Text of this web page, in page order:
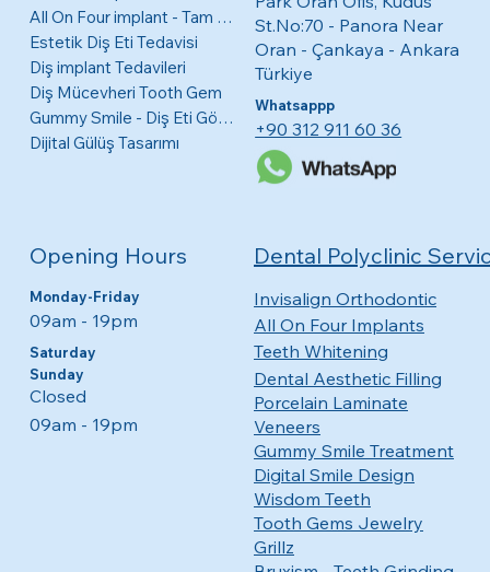
All On Four implant - Tam Ağız
Estetik Diş Eti Tedavisi
Diş implant Tedavileri
Diş Mücevheri Tooth Gem
Gummy Smile - Diş Eti Görünme Tedavisi
Dijital Gülüş Tasarımı
St.No:70 - Panora Near
Oran - Çankaya - Ankara
Türkiye
Whatsappp
+90 312 911 60 36
Opening Hours
Monday-Friday
Sunday
09am - 19pm​​
​​Saturday
Closed
09am - 19pm
Dental Polyclinic
Invisalign Orthodontic
All On Four Implants
Teeth Whitening
Dental Aesthetic Filling
Porcelain Laminate
Veneers
Gummy Smile Treatment
Digital Smile Design
Wisdom Teeth
Tooth Gems Jewelry
Grillz